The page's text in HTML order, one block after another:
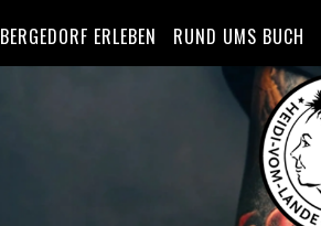
BERGEDORF ERLEBEN RUND UMS BUCH